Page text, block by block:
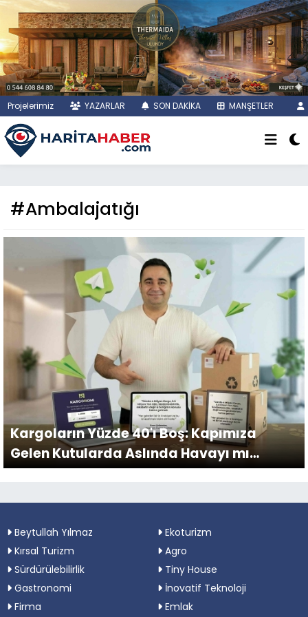
Projelerimiz YAZARLAR SON DAKİKA MANŞETLER
#Ambalajatığı
Kargoların Yüzde 40'ı Boş: Kapımıza
Gelen Kutularda Aslında Havayı mı
Taşıyoruz?
Beytullah Yılmaz
Ekoturizm
Kırsal Turizm
Agro
Sürdürülebilirlik
Tiny House
Gastronomi
İnovatif Teknoloji
Firma
Emlak